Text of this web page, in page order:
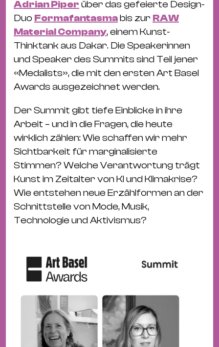
Adrian Piper über das gefeierte Design-
Duo Formafantasmabis zur RAW
Material Company, einem Kunst-
Thinktank aus Dakar. Die Speakerinnen
und Speaker des Summits sind Teil jener
«Medalists», die mit den ersten Art Basel
Awards ausgezeichnet werden.
Der Summit gibt tiefe Einblicke in ihre
Arbeit – und in die Fragen, die heute
wirklich zählen: Wie schaffen wir mehr
Sichtbarkeit für marginalisierte
Stimmen? Welche Verantwortung trägt
Kunst im Zeitalter von KI und Klimakrise?
Wie entstehen neue Erzählformen an der
Schnittstelle von Mode, Musik,
Technologie und Aktivismus?